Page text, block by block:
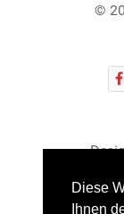
Diese
Ihnen
©